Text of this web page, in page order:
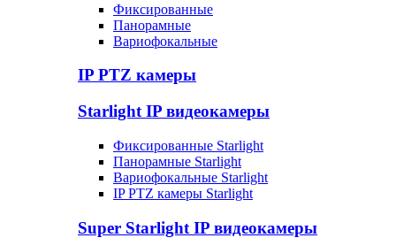
Фиксированные
Панорамные
Вариофокальные
IP PTZ камеры
Starlight IP видеокамеры
Фиксированные Starlight
Панорамные Starlight
Вариофокальные Starlight
IP PTZ камеры Starlight
Super Starlight IP видеокамеры